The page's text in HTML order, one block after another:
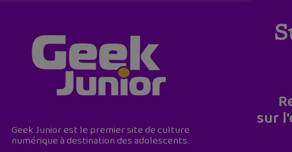
Geek Junior est le premier site de culture
numérique à destination des adolescents.
sur